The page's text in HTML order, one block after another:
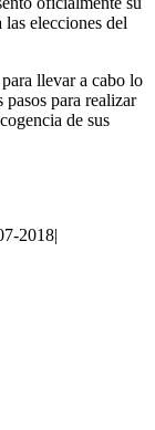
elecciones del
llevar a cabo lo
pasos para realizar
de sus
2018|